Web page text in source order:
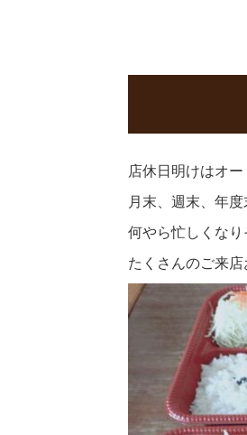
店休日明けはオ
月末、週末、年
何やら忙しくな
たくさんのご来